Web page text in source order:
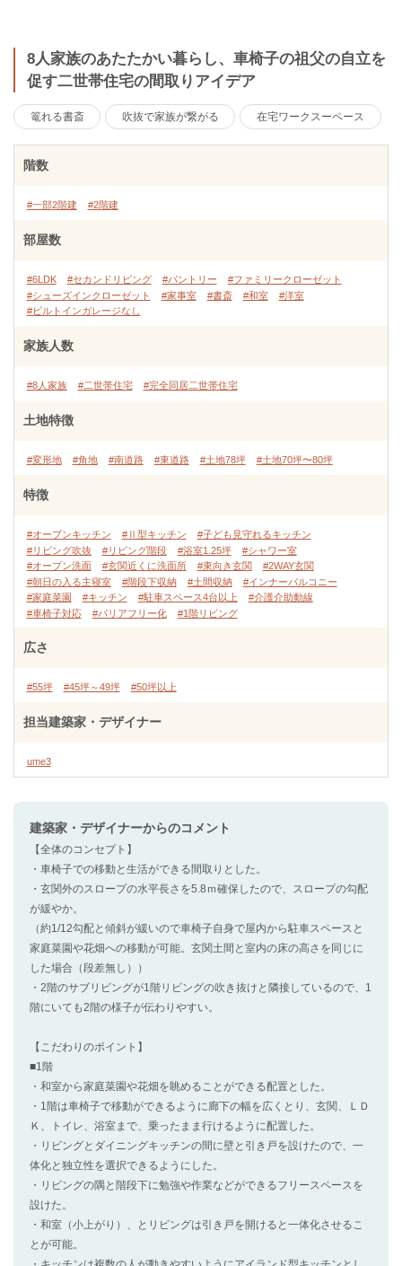
8人家族のあたたかい暮らし、車椅子の祖父の自立を
促す二世帯住宅の間取りアイデア
篭れる書斎 吹抜で家族が繋がる 在宅ワークスーペース
階数
#一部2階建 #2階建
部屋数
#6LDK #セカンドリビング #パントリー
#ファミリークローゼット
#シューズインクローゼット
#家事室 #書斎 #和室
#洋室
#ビルトインガレージなし
家族人数
#8人家族 #二世帯住宅 #完全同居二世帯住宅
土地特徴
#変形地 #角地 #南道路 #東道路 #土地78坪 #土地70坪〜80坪
特徴
#オープンキッチン #Ⅱ型キッチン
#子ども見守れるキッチン
#リビング吹抜
#リビング階段 #浴室1.25坪
#シャワー室
#オープン洗面
#玄関近くに洗面所 #東向き玄関
#2WAY玄関
#朝日の入る主寝室
#階段下収納 #土間収納
#インナーバルコニー
#家庭菜園
#キッチン #駐車スペース4台以上
#介護介助動線
#車椅子対応
#バリアフリー化 #1階リビング
広さ
#55坪 #45坪～49坪 #50坪以上
担当建築家・デザイナー
ume3
建築家・デザイナーからのコメント
【全体のコンセプト】
・車椅子での移動と生活ができる間取りとした。
・玄関外のスロープの水平長さを5.8ｍ確保したので、スロープの勾配
が緩やか。
（約1/12勾配と傾斜が緩いので車椅子自身で屋内から駐車スペースと
家庭菜園や花畑への移動が可能。玄関土間と室内の床の高さを同じに
した場合（段差無し））
・2階のサブリビングが1階リビングの吹き抜けと隣接しているので、1
階にいても2階の様子が伝わりやすい。
【こだわりのポイント】
■1階
・和室から家庭菜園や花畑を眺めることができる配置とした。
・1階は車椅子で移動ができるように廊下の幅を広くとり、玄関、ＬＤ
Ｋ、トイレ、浴室まで、乗ったまま行けるように配置した。
・リビングとダイニングキッチンの間に壁と引き戸を設けたので、一
体化と独立性を選択できるようにした。
・リビングの隅と階段下に勉強や作業などができるフリースペースを
設けた。
・和室（小上がり）、とリビングは引き戸を開けると一体化させるこ
とが可能。